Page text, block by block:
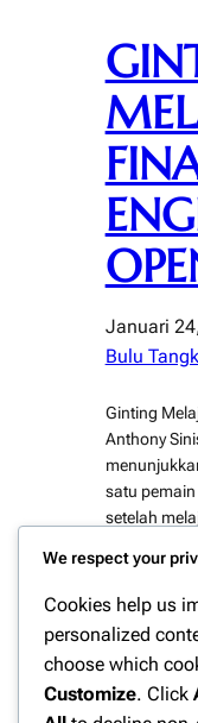
Januari
Bulu
Ginting
Anthony
satu
setelah
solid yang di
turnamen,
lawan-
permainan
mampu…
We respect your
Cookies help us
personalized
choose which
Customize. Click